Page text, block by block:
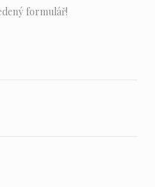
formulář!